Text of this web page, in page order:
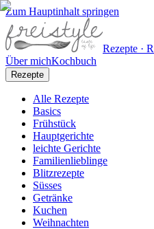
Zum Hauptinhalt springen
Rezepte ·
Über michKochbuch
Rezepte
Alle Rezepte
Basics
Frühstück
Hauptgerichte
leichte Gerichte
Familienlieblinge
Blitzrezepte
Süsses
Getränke
Kuchen
Weihnachten